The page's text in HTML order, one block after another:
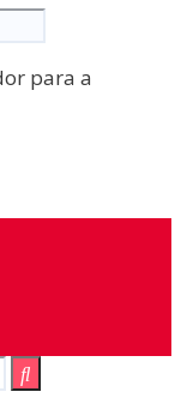
para a